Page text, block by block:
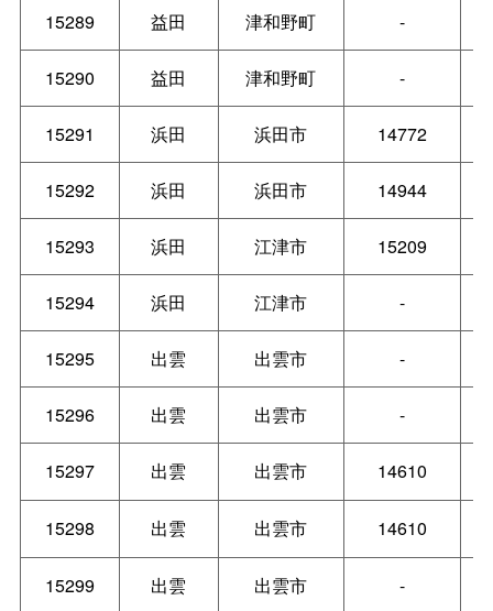
15289 益田 津和野町 -
15290 益田 津和野町 -
15291 浜田 浜田市 14772
15292 浜田 浜田市 14944
15293 浜田 江津市 15209
15294 浜田 江津市 -
15295 出雲 出雲市 -
15296 出雲 出雲市 -
15297 出雲 出雲市 14610
15298 出雲 出雲市 14610
15299 出雲 出雲市 -